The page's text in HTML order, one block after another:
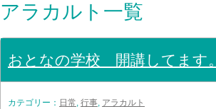
アラカルト一覧
おとなの学校 開講してます。
カテゴリー： 日常, 行事, アラカルト